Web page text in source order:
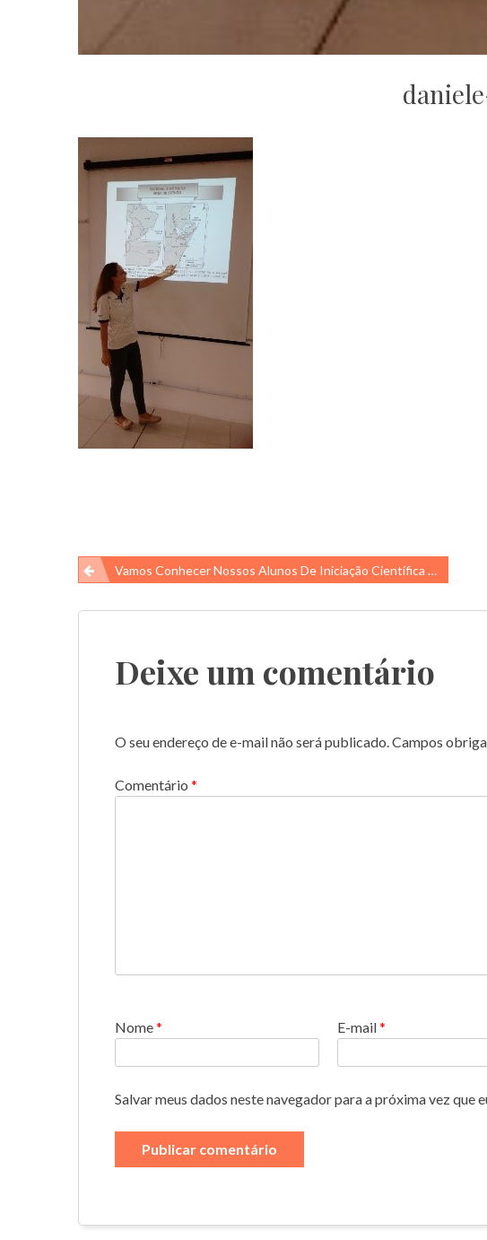
Navegação
de
Vamos Conhecer Nossos Alunos De Iniciação Científica E Suas Pesquisas! – Parte 2
Deixe um comentário
O seu endereço de e-mail não será publicado.Campos
Comentário *
Nome* E-mail*
Salvar meus dados neste navegador para a próxima vez que